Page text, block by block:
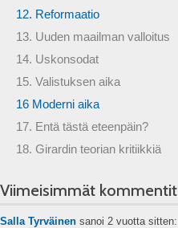
12. Reformaatio
13. Uuden maailman valloitus
14. Uskonsodat
15. Valistuksen aika
16 Moderni aika
17. Entä tästä eteenpäin?
18. Girardin teorian kritiikkiä
Viimeisimmät kommentit
Salla Tyrväinen sanoi 2 vuotta sitten: